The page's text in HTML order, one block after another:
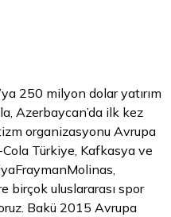
250 milyon dolar yatırım
Azerbaycan’da ilk kez
organizasyonu Avrupa
Türkiye, Kafkasya ve
birçok uluslararası spor
Bakü 2015 Avrupa